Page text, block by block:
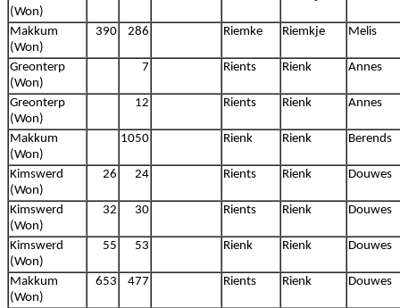
(Won)
Makkum
(Won)
390 286 Riemke Riemkje Melis
Greonterp
(Won)
7 Rients Rienk Annes
Greonterp
(Won)
12 Rients Rienk Annes
Makkum
(Won)
1050 Rienk Rienk Berends
Kimswerd
(Won)
26 24 Rients Rienk Douwes
Kimswerd
(Won)
32 30 Rients Rienk Douwes
Kimswerd
(Won)
55 53 Rienk Rienk Douwes
Makkum
(Won)
653 477 Rients Rienk Douwes